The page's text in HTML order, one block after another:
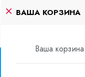
ВАША КОРЗИНА
Ваша корзина